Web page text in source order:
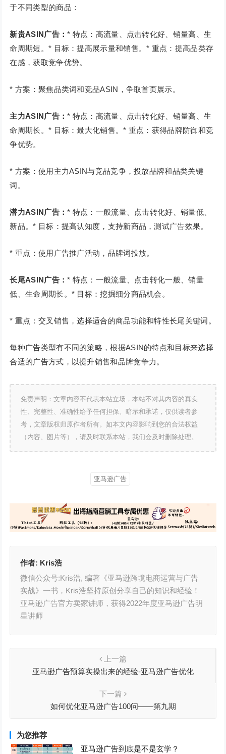
于不同类型的商品：
新贵ASIN广告：* 特点：高流量、点击转化好、销量高、生
命周期短。* 目标：提高展示量和销售。* 重点：提高品类存
在感，获取竞争优势。
* 方案：聚焦品类词和竞品ASIN，争取首页展示。
主力ASIN广告：* 特点：高流量、点击转化好、销量高、生
命周期长。* 目标：最大化销售。* 重点：获得品牌防御和竞
争优势。
* 方案：使用主力ASIN与竞品竞争，投放品牌和品类关键
词。
潜力ASIN广告：* 特点：一般流量、点击转化好、销量低、
新品。* 目标：提高认知度，支持新商品，测试广告效果。
* 重点：使用广告推广活动，品牌词投放。
长尾ASIN广告：* 特点：一般流量、点击转化一般、销量
低、生命周期长。* 目标：挖掘细分商品机会。
* 重点：交叉销售，选择适合的商品功能和特性长尾关键词。
每种广告类型有不同的策略，根据ASIN的特点和目标来选择
合适的广告方式，以提升销售和品牌竞争力。
免责声明：文章内容不代表本站立场，本站不对其内容的真实
性、完整性、准确性给予任何担保、暗示和承诺，仅供读者参
考，文章版权归原作者所有。如本文内容影响到您的合法权益
（内容、图片等），请及时联系本站，我们会及时删除处理。
亚马逊广告
作者: Kris浩
微信公众号:Kris浩, 编著《亚马逊跨境电商运营与广告
实战》一书，Kris浩坚持原创分享自己的知识和经验！
亚马逊广告官方卖家讲师，获得2022年度亚马逊广告明
星讲师
上一篇
亚马逊广告预算实操出来的经验-亚马逊广告优化
下一篇
如何优化亚马逊广告100问——第九期
为您推荐
亚马逊广告到底是不是玄学？